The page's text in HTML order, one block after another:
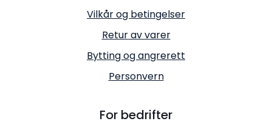
Vilkår og betingelser
Retur av varer
Bytting og angrerett
Personvern
For bedrifter